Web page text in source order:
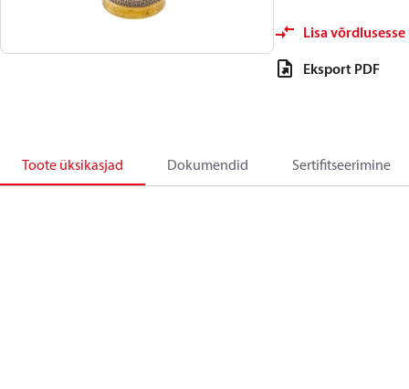
Lisa võrdlusesse
Eksport PDF
Toote üksikasjad Dokumendid Sertifitseerimine